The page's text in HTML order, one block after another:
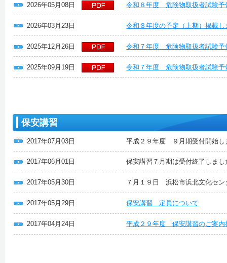
2026年05月08日 令和８年度 危険物取扱者試験
2026年03月23日 令和８年度の予定（上期）掲載し
2025年12月26日 令和７年度 危険物取扱者試験
2025年09月19日 令和７年度 危険物取扱者試験
保安講習
2017年07月03日 平成２９年度 ９月期受付開始し
2017年06月01日 保安講習７月期は受付終了しまし
2017年05月30日 ７月１９日 浜松市浜北文化セ
2017年05月29日 保安講習 定員について
2017年04月24日 平成２９年度 保安講習のご案内